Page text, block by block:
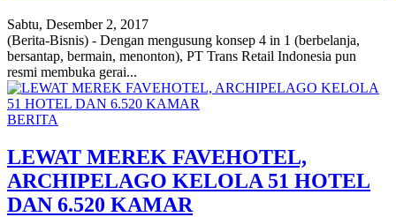
Sabtu, Desember 2, 2017
(Berita-Bisnis) - Dengan mengusung konsep 4 in 1 (berbelanja,
bersantap, bermain, menonton), PT Trans Retail Indonesia pun
resmi membuka gerai...
BERITA
LEWAT MEREK FAVEHOTEL,
ARCHIPELAGO KELOLA 51 HOTEL
DAN 6.520 KAMAR